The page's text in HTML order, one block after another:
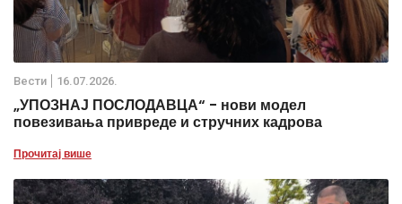
Вести 16.07.2026.
„УПОЗНАЈ ПОСЛОДАВЦА“ - нови модел
повезивања привреде и стручних кадрова
Прочитај више